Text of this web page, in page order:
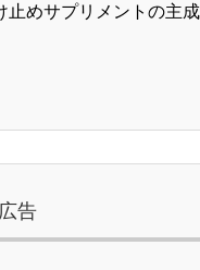
止めサプリメントの主成
告